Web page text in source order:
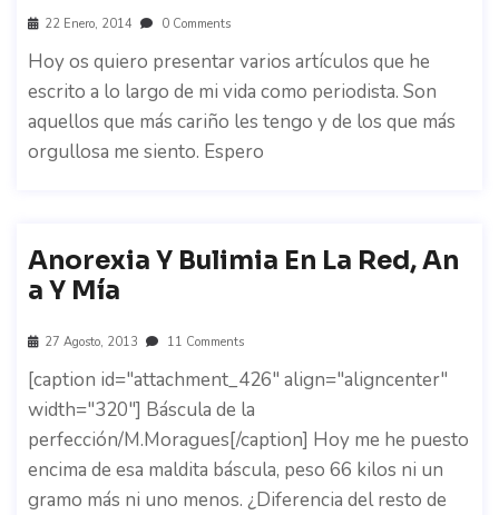
22 Enero, 2014 0 Comments
Hoy os quiero presentar varios artículos que he
escrito a lo largo de mi vida como periodista. Son
aquellos que más cariño les tengo y de los que más
orgullosa me siento. Espero
Anorexia Y Bulimia En La Red, An
A Y Mía
27 Agosto, 2013 11 Comments
[caption id="attachment_426" align="aligncenter"
width="320"] Báscula de la
perfección/M.Moragues[/caption] Hoy me he puesto
encima de esa maldita báscula, peso 66 kilos ni un
gramo más ni uno menos. ¿Diferencia del resto de